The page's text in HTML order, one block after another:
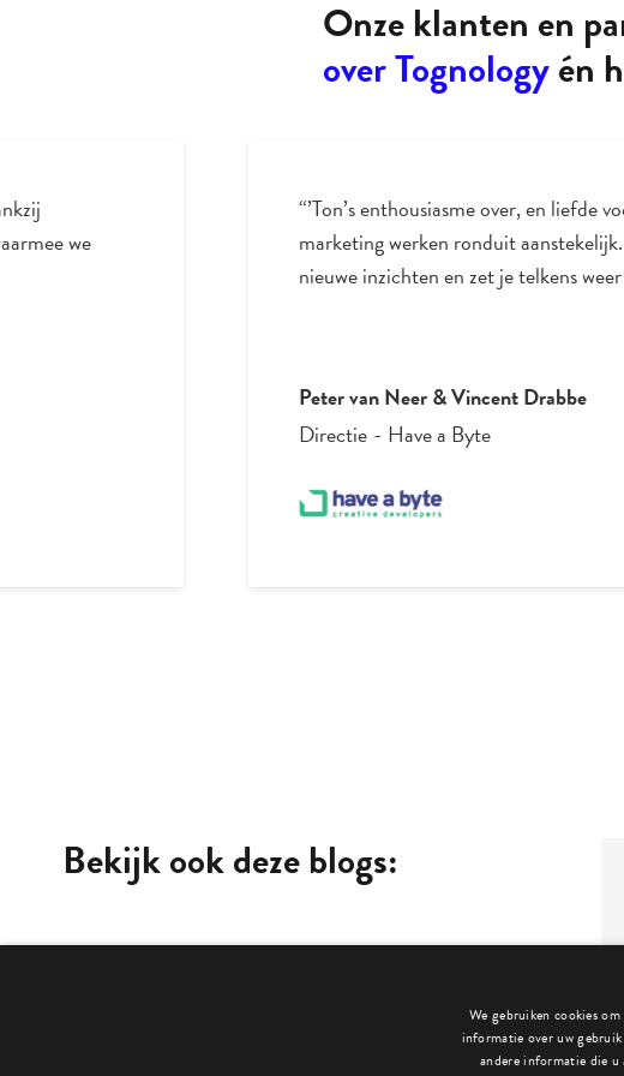
Onze klanten en
over Tognologyén
we
“’Ton’s enthousiasme over, en liefde
marketing werken ronduit
nieuwe inzichten en zet je telkens
Peter van Neer & Vincent Drabbe
Directie - Have a Byte
Bekijk ook deze blogs:
We gebruiken cookies
informatie over uw
andere informatie die u